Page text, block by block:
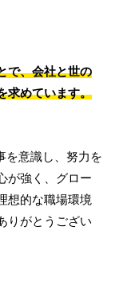
で、会社と世の
求めています。
を意識し、努力を
が強く、グロー
想的な職場環境
りがとうござい